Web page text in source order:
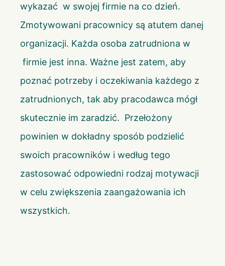
wykazać w swojej firmie na co dzień.
Zmotywowani pracownicy są atutem danej
organizacji. Każda osoba zatrudniona w
firmie jest inna. Ważne jest zatem, aby
poznać potrzeby i oczekiwania każdego z
zatrudnionych, tak aby pracodawca mógł
skutecznie im zaradzić. Przełożony
powinien w dokładny sposób podzielić
swoich pracowników i według tego
zastosować odpowiedni rodzaj motywacji
w celu zwiększenia zaangażowania ich
wszystkich.